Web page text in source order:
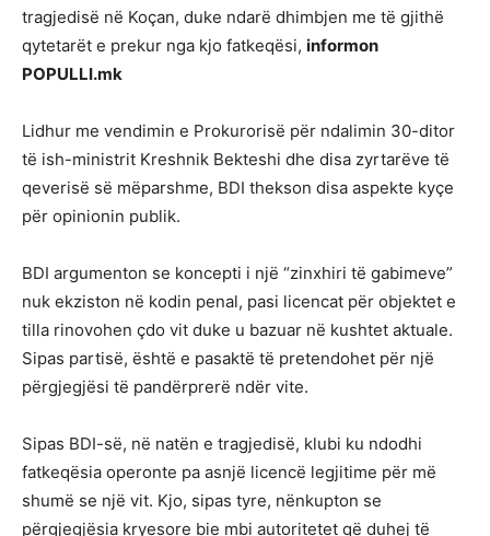
tragjedisë në Koçan, duke ndarë dhimbjen me të gjithë
qytetarët e prekur nga kjo fatkeqësi, informon
POPULLI.mk
Lidhur me vendimin e Prokurorisë për ndalimin 30-ditor
të ish-ministrit Kreshnik Bekteshi dhe disa zyrtarëve të
qeverisë së mëparshme, BDI thekson disa aspekte kyçe
për opinionin publik.
BDI argumenton se koncepti i një “zinxhiri të gabimeve”
nuk ekziston në kodin penal, pasi licencat për objektet e
tilla rinovohen çdo vit duke u bazuar në kushtet aktuale.
Sipas partisë, është e pasaktë të pretendohet për një
përgjegjësi të pandërprerë ndër vite.
Sipas BDI-së, në natën e tragjedisë, klubi ku ndodhi
fatkeqësia operonte pa asnjë licencë legjitime për më
shumë se një vit. Kjo, sipas tyre, nënkupton se
përgjegjësia kryesore bie mbi autoritetet që duhej të